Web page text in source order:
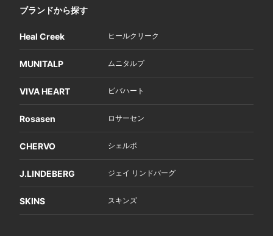
ブランドから探す
Heal Creek ヒールクリーク
MUNITALP ムニタルプ
VIVA HEART ビバハート
Rosasen ロサーセン
CHERVO シェルボ
J.LINDEBERG ジェイ リンドバーグ
SKINS スキンズ